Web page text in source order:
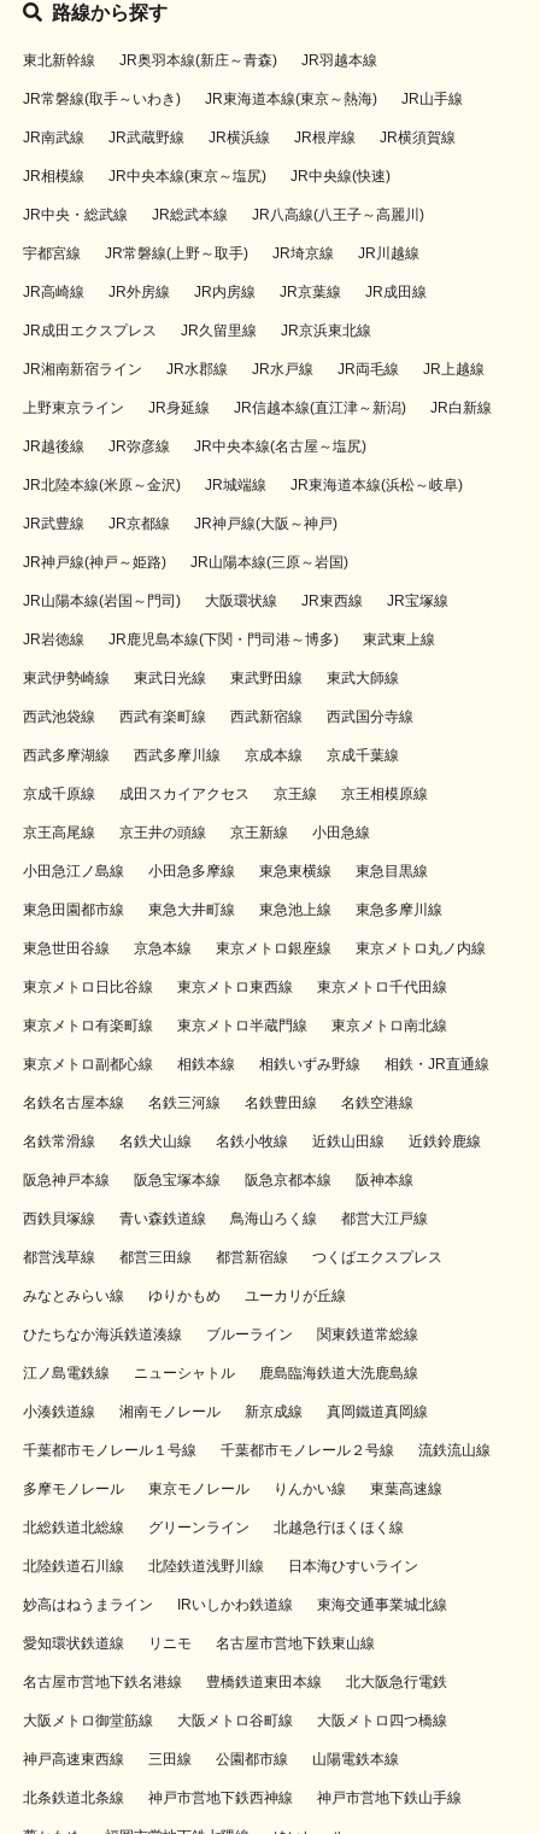
路線から探す
東北新幹線 JR奥羽本線(新庄～青森) JR羽越本線
JR常磐線(取手～いわき) JR東海道本線(東京～熱海) JR山手線
JR南武線 JR武蔵野線 JR横浜線 JR根岸線 JR横須賀線
JR相模線 JR中央本線(東京～塩尻) JR中央線(快速)
JR中央・総武線 JR総武本線 JR八高線(八王子～高麗川)
宇都宮線 JR常磐線(上野～取手) JR埼京線 JR川越線
JR高崎線 JR外房線 JR内房線 JR京葉線 JR成田線
JR成田エクスプレス JR久留里線 JR京浜東北線
JR湘南新宿ライン JR水郡線 JR水戸線 JR両毛線 JR上越線
上野東京ライン JR身延線 JR信越本線(直江津～新潟) JR白新線
JR越後線 JR弥彦線 JR中央本線(名古屋～塩尻)
JR北陸本線(米原～金沢) JR城端線 JR東海道本線(浜松～岐阜)
JR武豊線 JR京都線 JR神戸線(大阪～神戸)
JR神戸線(神戸～姫路) JR山陽本線(三原～岩国)
JR山陽本線(岩国～門司) 大阪環状線 JR東西線 JR宝塚線
JR岩徳線 JR鹿児島本線(下関・門司港～博多) 東武東上線
東武伊勢崎線 東武日光線 東武野田線 東武大師線
西武池袋線 西武有楽町線 西武新宿線 西武国分寺線
西武多摩湖線 西武多摩川線 京成本線 京成千葉線
京成千原線 成田スカイアクセス 京王線 京王相模原線
京王高尾線 京王井の頭線 京王新線 小田急線
小田急江ノ島線 小田急多摩線 東急東横線 東急目黒線
東急田園都市線 東急大井町線 東急池上線 東急多摩川線
東急世田谷線 京急本線 東京メトロ銀座線 東京メトロ丸ノ内線
東京メトロ日比谷線 東京メトロ東西線 東京メトロ千代田線
東京メトロ有楽町線 東京メトロ半蔵門線 東京メトロ南北線
東京メトロ副都心線 相鉄本線 相鉄いずみ野線 相鉄・JR直通線
名鉄名古屋本線 名鉄三河線 名鉄豊田線 名鉄空港線
名鉄常滑線 名鉄犬山線 名鉄小牧線 近鉄山田線 近鉄鈴鹿線
阪急神戸本線 阪急宝塚本線 阪急京都本線 阪神本線
西鉄貝塚線 青い森鉄道線 鳥海山ろく線 都営大江戸線
都営浅草線 都営三田線 都営新宿線 つくばエクスプレス
みなとみらい線 ゆりかもめ ユーカリが丘線
ひたちなか海浜鉄道湊線 ブルーライン 関東鉄道常総線
江ノ島電鉄線 ニューシャトル 鹿島臨海鉄道大洗鹿島線
小湊鉄道線 湘南モノレール 新京成線 真岡鐵道真岡線
千葉都市モノレール１号線 千葉都市モノレール２号線 流鉄流山線
多摩モノレール 東京モノレール りんかい線 東葉高速線
北総鉄道北総線 グリーンライン 北越急行ほくほく線
北陸鉄道石川線 北陸鉄道浅野川線 日本海ひすいライン
妙高はねうまライン IRいしかわ鉄道線 東海交通事業城北線
愛知環状鉄道線 リニモ 名古屋市営地下鉄東山線
名古屋市営地下鉄名港線 豊橋鉄道東田本線 北大阪急行電鉄
大阪メトロ御堂筋線 大阪メトロ谷町線 大阪メトロ四つ橋線
神戸高速東西線 三田線 公園都市線 山陽電鉄本線
北条鉄道北条線 神戸市営地下鉄西神線 神戸市営地下鉄山手線